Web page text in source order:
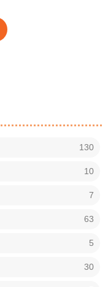
130
10
7
63
5
30